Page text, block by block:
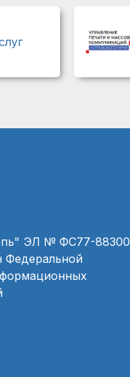
ЭЛ № ФС77-88300
Федеральной